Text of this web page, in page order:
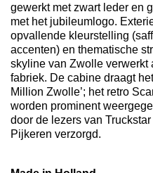
gewerkt met zwart leder en
met het jubileumlogo.
opvallende kleurstelling
accenten) en thematische
skyline van Zwolle verwerkt
fabriek. De cabine draagt
Million Zwolle’; het retro
worden prominent
door de lezers van
Pijkeren verzorgd.